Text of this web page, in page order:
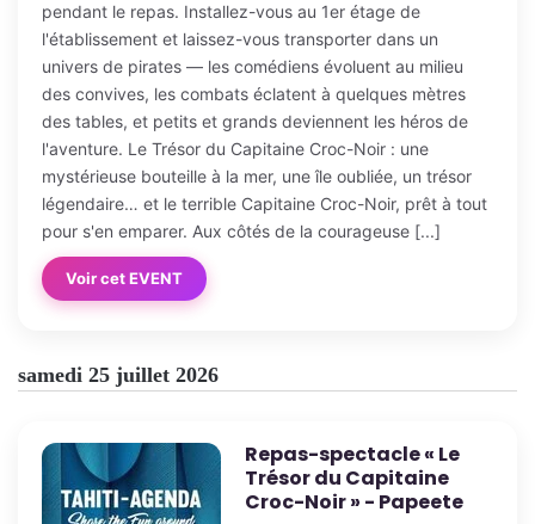
pendant le repas. Installez-vous au 1er étage de
l'établissement et laissez-vous transporter dans un
univers de pirates — les comédiens évoluent au milieu
des convives, les combats éclatent à quelques mètres
des tables, et petits et grands deviennent les héros de
l'aventure. Le Trésor du Capitaine Croc-Noir : une
mystérieuse bouteille à la mer, une île oubliée, un trésor
légendaire… et le terrible Capitaine Croc-Noir, prêt à tout
pour s'en emparer. Aux côtés de la courageuse [...]
Voir cet EVENT
samedi 25 juillet 2026
Repas-spectacle « Le
Trésor du Capitaine
Croc-Noir » - Papeete